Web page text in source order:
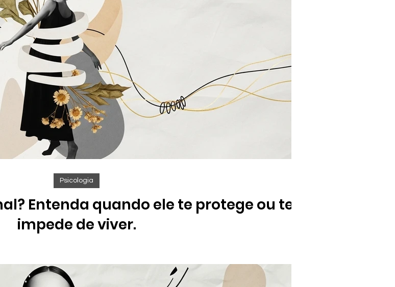
Entenda quando ele te protege ou te
impede de viver.
Psicologia